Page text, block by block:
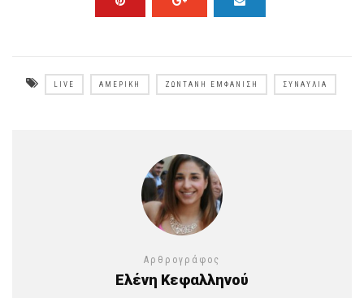
LIVE ΑΜΕΡΙΚΉ ΖΩΝΤΑΝΉ ΕΜΦΆΝΙΣΗ ΣΥΝΑΥΛΊΑ
Αρθρογράφος
Ελένη Κεφαλληνού